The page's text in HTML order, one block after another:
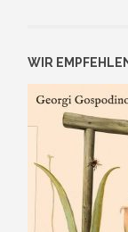
WIR